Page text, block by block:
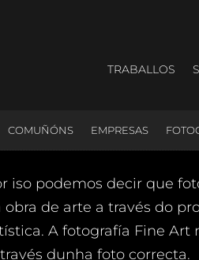
TRABALLOS
COMUÑÓNS EMPRESAS
iso podemos decir que
de arte a través do
A fotografía Fine
dunha foto correcta.